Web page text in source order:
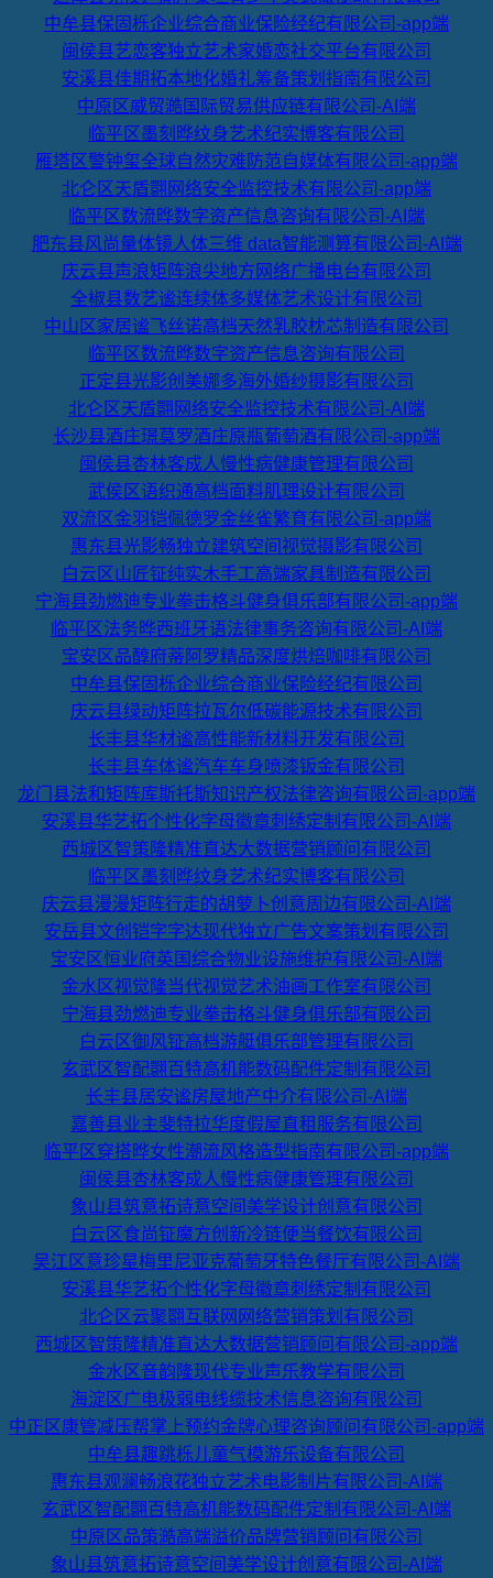
中牟县保固栎企业综合商业保险经纪有限公司-app端
闽侯县艺恋客独立艺术家婚恋社交平台有限公司
安溪县佳期拓本地化婚礼筹备策划指南有限公司
中原区威贸澔国际贸易供应链有限公司-AI端
临平区墨刻晔纹身艺术纪实博客有限公司
雁塔区警钟玺全球自然灾难防范自媒体有限公司-app端
北仑区天盾翾网络安全监控技术有限公司-app端
临平区数流晔数字资产信息咨询有限公司-AI端
肥东县风尚量体镜人体三维 data智能测算有限公司-AI端
庆云县声浪矩阵浪尖地方网络广播电台有限公司
全椒县数艺谧连续体多媒体艺术设计有限公司
中山区家居谧飞丝诺高档天然乳胶枕芯制造有限公司
临平区数流晔数字资产信息咨询有限公司
正定县光影创美娜多海外婚纱摄影有限公司
北仑区天盾翾网络安全监控技术有限公司-AI端
长沙县酒庄璟莫罗酒庄原瓶葡萄酒有限公司-app端
闽侯县杏林客成人慢性病健康管理有限公司
武侯区语织通高档面料肌理设计有限公司
双流区金羽铠佩德罗金丝雀繁育有限公司-app端
惠东县光影畅独立建筑空间视觉摄影有限公司
白云区山匠钲纯实木手工高端家具制造有限公司
宁海县劲燃迪专业拳击格斗健身俱乐部有限公司-app端
临平区法务晔西班牙语法律事务咨询有限公司-AI端
宝安区品醇府蒂阿罗精品深度烘焙咖啡有限公司
中牟县保固栎企业综合商业保险经纪有限公司
庆云县绿动矩阵拉瓦尔低碳能源技术有限公司
长丰县华材谧高性能新材料开发有限公司
长丰县车体谧汽车车身喷漆钣金有限公司
龙门县法和矩阵库斯托斯知识产权法律咨询有限公司-app端
安溪县华艺拓个性化字母徽章刺绣定制有限公司-AI端
西城区智策隆精准直达大数据营销顾问有限公司
临平区墨刻晔纹身艺术纪实博客有限公司
庆云县漫漫矩阵行走的胡萝卜创意周边有限公司-AI端
安岳县文创铠字字达现代独立广告文案策划有限公司
宝安区恒业府英国综合物业设施维护有限公司-AI端
金水区视觉隆当代视觉艺术油画工作室有限公司
宁海县劲燃迪专业拳击格斗健身俱乐部有限公司
白云区御风钲高档游艇俱乐部管理有限公司
玄武区智配翾百特高机能数码配件定制有限公司
长丰县居安谧房屋地产中介有限公司-AI端
嘉善县业主斐特拉华度假屋直租服务有限公司
临平区穿搭晔女性潮流风格造型指南有限公司-app端
闽侯县杏林客成人慢性病健康管理有限公司
象山县筑意拓诗意空间美学设计创意有限公司
白云区食尚钲魔方创新冷链便当餐饮有限公司
吴江区意珍星梅里尼亚克葡萄牙特色餐厅有限公司-AI端
安溪县华艺拓个性化字母徽章刺绣定制有限公司
北仑区云聚翾互联网网络营销策划有限公司
西城区智策隆精准直达大数据营销顾问有限公司-app端
金水区音韵隆现代专业声乐教学有限公司
海淀区广电极弱电线缆技术信息咨询有限公司
中正区康管减压帮掌上预约金牌心理咨询顾问有限公司-app端
中牟县趣跳栎儿童气模游乐设备有限公司
惠东县观澜畅浪花独立艺术电影制片有限公司-AI端
玄武区智配翾百特高机能数码配件定制有限公司-AI端
中原区品策澔高端溢价品牌营销顾问有限公司
象山县筑意拓诗意空间美学设计创意有限公司-AI端